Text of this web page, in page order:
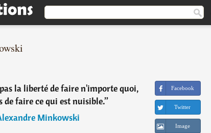
la liberté de faire n'importe quoi,
de faire ce qui est nuisible.”
Minkowski
Facebook
Twitter
Image